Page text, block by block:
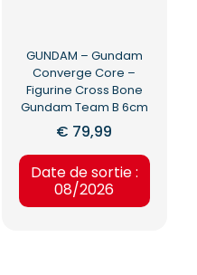
GUNDAM – Gundam
Converge Core –
Figurine Cross Bone
Gundam Team B 6cm
€ 79,99
Date de sortie :
08/2026